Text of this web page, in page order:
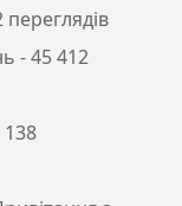
переглядів
- 45 412
138